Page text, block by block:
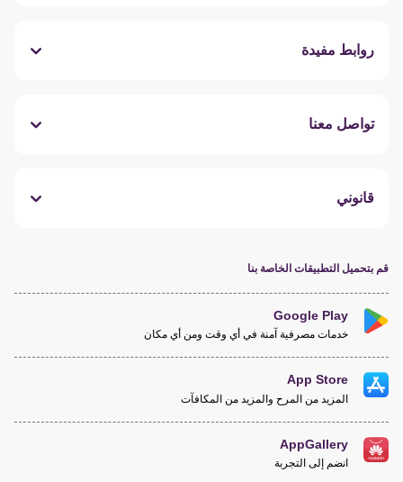
روابط مفيدة
تواصل معنا
قانوني
قم بتحميل التطبيقات الخاصة بنا
Google Play
خدمات مصرفية آمنة في أي وقت ومن أي مكان
App Store
المزيد من المرح والمزيد من المكافآت
AppGallery
انضم إلى التجربة